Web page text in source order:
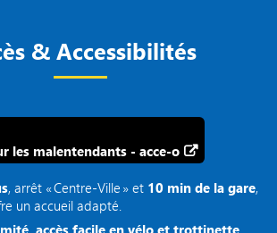
& Accessibilités
les malentendants - acce-o
, arrêt « Centre‑Ville » et 10 min de la gare,
un accueil adapté.